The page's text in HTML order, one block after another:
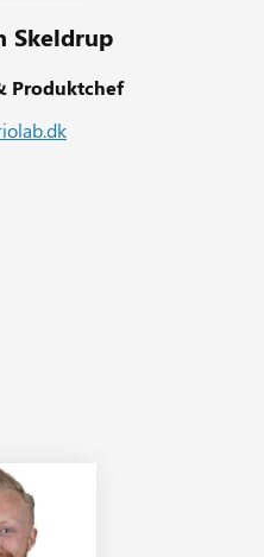
Skeldrup
Produktchef